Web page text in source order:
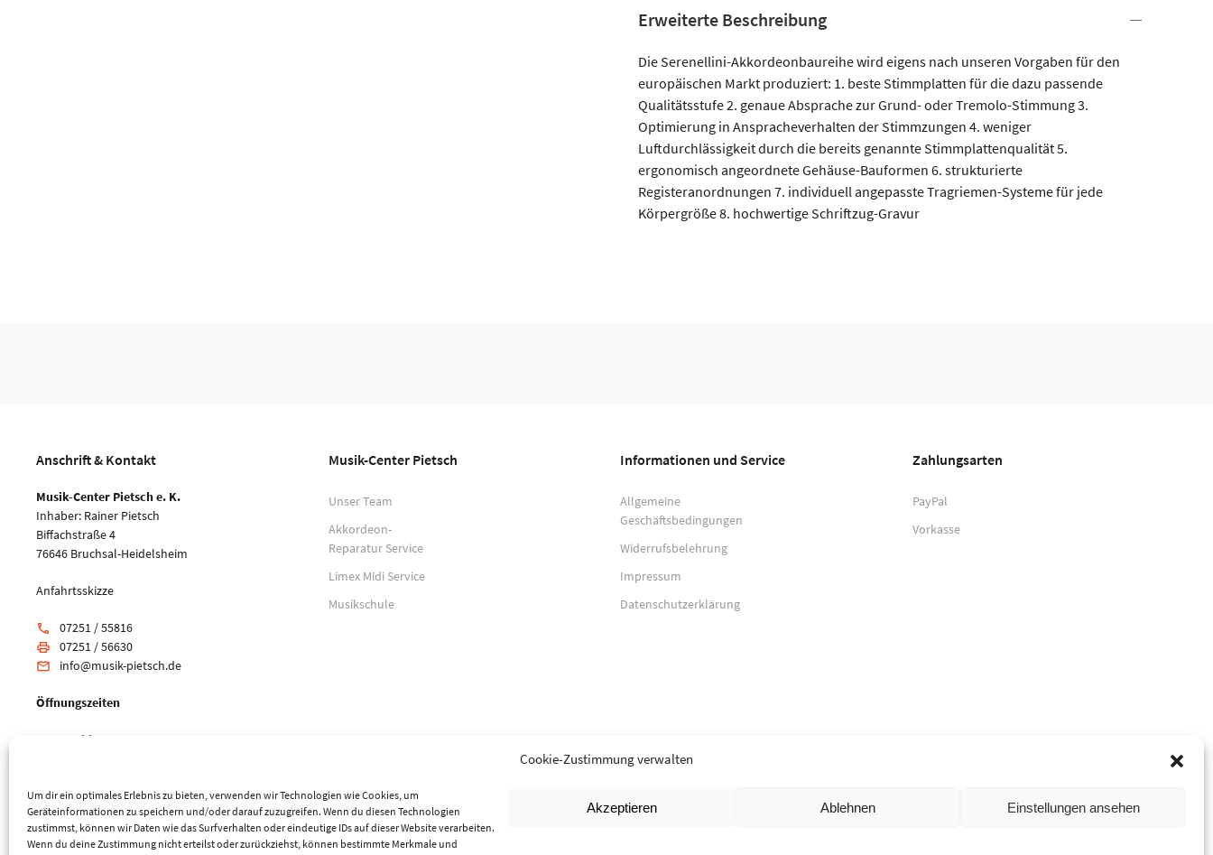
Cookie-Zustimmung verwalten
Um dir ein optimales Erlebnis zu bieten, verwenden wir Technologien wie Cookies, um
Geräteinformationen zu speichern und/oder darauf zuzugreifen. Wenn du diesen Technologien
zustimmst, können wir Daten wie das Surfverhalten oder eindeutige IDs auf dieser Website verarbeiten.
Wenn du deine Zustimmung nicht erteilst oder zurückziehst, können bestimmte Merkmale und
Akzeptieren Ablehnen Einstellungen ansehen
Erweiterte Beschreibung
Die Serenellini-Akkordeonbaureihe wird eigens nach unseren Vorgaben für den
europäischen Markt produziert: 1. beste Stimmplatten für die dazu passende
Qualitätsstufe 2. genaue Absprache zur Grund- oder Tremolo-Stimmung 3.
Optimierung in Anspracheverhalten der Stimmzungen 4. weniger
Luftdurchlässigkeit durch die bereits genannte Stimmplattenqualität 5.
ergonomisch angeordnete Gehäuse-Bauformen 6. strukturierte
Registeranordnungen 7. individuell angepasste Tragriemen-Systeme für jede
Körpergröße 8. hochwertige Schriftzug-Gravur
Anschrift & Kontakt
Musik-Center Pietsch e. K.
Inhaber: Rainer Pietsch
Biffachstraße 4
76646 Bruchsal-Heidelsheim
Anfahrtsskizze
phone 07251 / 55816
print 07251 / 56630
email info@musik-pietsch.de
Öffnungszeiten
Mo: geschlossen
Musik-Center Pietsch
Unser Team
Akkordeon-
Reparatur Service
Limex Midi Service
Musikschule
Informationen und Service
Allgemeine
Geschäftsbedingungen
Widerrufsbelehrung
Impressum
Datenschutzerklärung
Zahlungsarten
PayPal
Vorkasse